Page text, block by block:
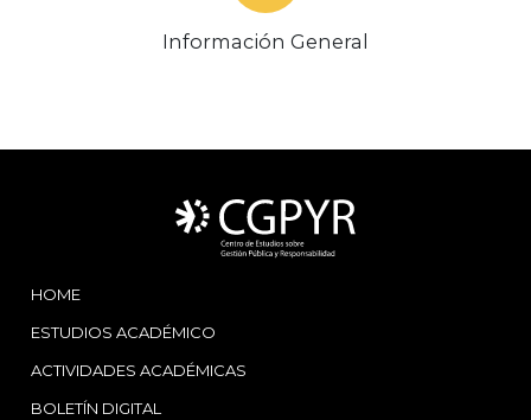
Información General
HOME
ESTUDIOS ACADÉMICO
ACTIVIDADES ACADÉMICAS
BOLETÍN DIGITAL